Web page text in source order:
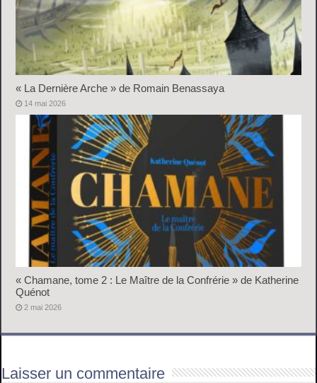
« La Dernière Arche » de Romain Benassaya
14 mai 2026
« Chamane, tome 2 : Le Maître de la Confrérie » de Katherine
Quénot
2 mai 2026
Laisser un commentaire